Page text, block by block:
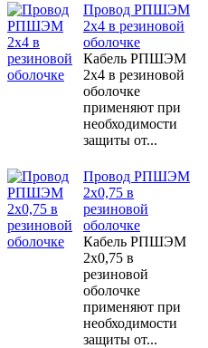
Провод РПШЭМ
2x4 в резиновой
оболочке
Кабель РПШЭМ
2x4 в резиновой
оболочке
применяют при
необходимости
защиты от...
Провод РПШЭМ
2х0,75 в
резиновой
оболочке
Кабель РПШЭМ
2х0,75 в
резиновой
оболочке
применяют при
необходимости
защиты от...